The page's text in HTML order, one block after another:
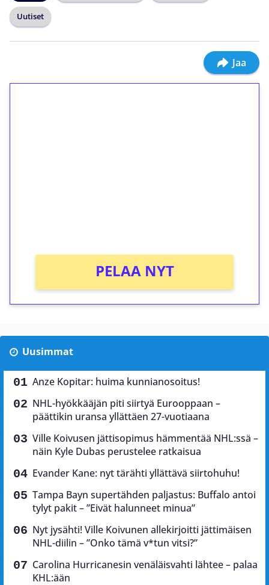
Uutiset
Jaa
PELAA NYT
Uusimmat
Anze Kopitar: huima kunnianosoitus!
NHL-hyökkääjän piti siirtyä Eurooppaan –
päättikin uransa yllättäen 27-vuotiaana
Ville Koivusen jättisopimus hämmentää NHL:ssä –
näin Kyle Dubas perustelee ratkaisua
Evander Kane: nyt tärähti yllättävä siirtohuhu!
Tampa Bayn supertähden paljastus: Buffalo antoi
tylyt pakit – ”Eivät halunneet minua”
Nyt jysähti! Ville Koivunen allekirjoitti jättimäisen
NHL-diilin – ”Onko tämä v*tun vitsi?”
Carolina Hurricanesin venäläisvahti lähtee – palaa
KHL:ään